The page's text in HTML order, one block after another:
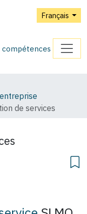
Français
compétences
de services